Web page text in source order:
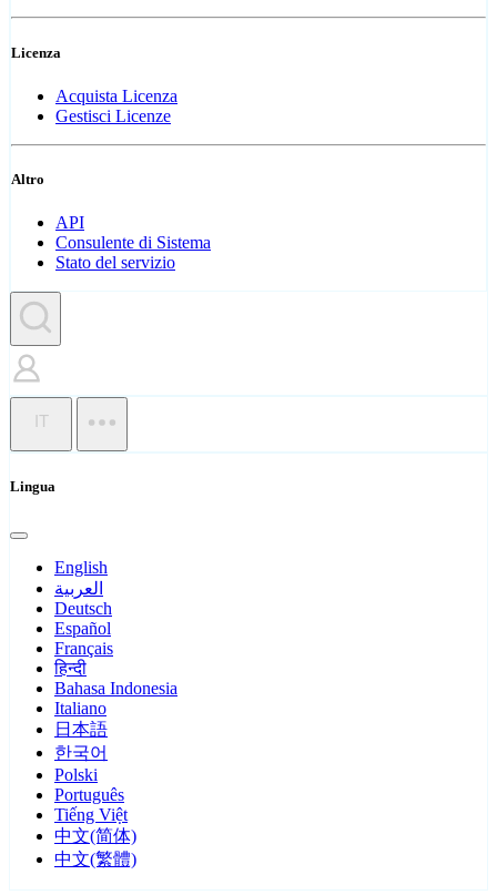
Licenza
Acquista Licenza
Gestisci Licenze
Altro
API
Consulente di Sistema
Stato del servizio
IT
Lingua
English
العربية
Deutsch
Español
Français
हिन्दी
Bahasa Indonesia
Italiano
日本語
한국어
Polski
Português
Tiếng Việt
中文(简体)
中文(繁體)